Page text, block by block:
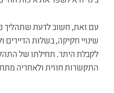
שינויי חקיקה, בשלות
לקבלת היתר. תחילתו של
התקשרות חוזית ולאחריה